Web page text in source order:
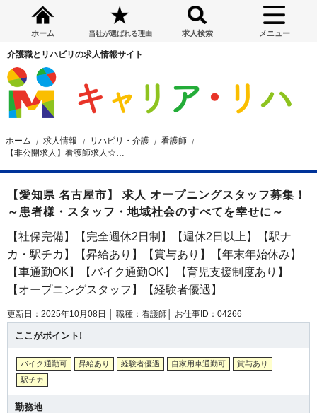
ホーム 当社が選ばれる理由 求人検索 メニュー
介護職とリハビリの求人情報サイト
ホーム 求人情報 リハビリ・介護
看護師
【愛知県 名古屋市】 求人 オープニングスタッフ募集！
～患者様・スタッフ・地域社会のすべてを幸せに～
【社保完備】【完全週休2日制】【週休2日以上】【駅ナ
カ・駅チカ】【昇給あり】【賞与あり】【年末年始休み】
【車通勤OK】【バイク通勤OK】【育児支援制度あり】
【オープニングスタッフ】【経験者優遇】
更新日：2025年10月08日 │ 職種：看護師│ お仕事ID：04266
ここがポイント!
バイク通勤可 昇給あり 経験者優遇 自家用車通勤可
賞与あり
駅チカ
勤務地